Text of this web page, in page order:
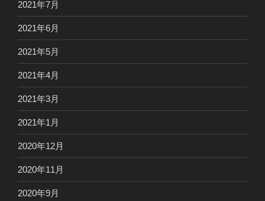
2021年7月
2021年6月
2021年5月
2021年4月
2021年3月
2021年1月
2020年12月
2020年11月
2020年9月